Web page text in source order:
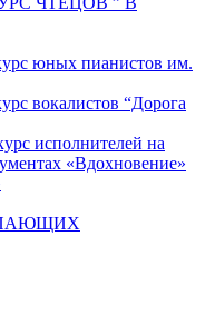
юных пианистов им.
вокалистов “Дорога
исполнителей на
«Вдохновение»